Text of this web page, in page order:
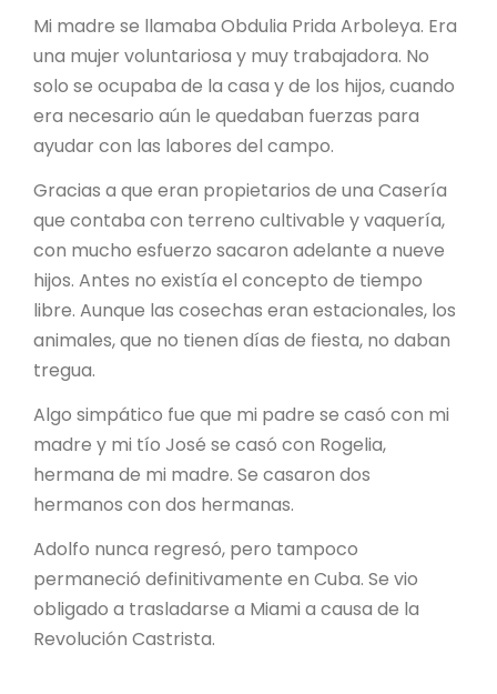
Mi madre se llamaba Obdulia Prida Arboleya. Era
una mujer voluntariosa y muy trabajadora. No
solo se ocupaba de la casa y de los hijos, cuando
era necesario aún le quedaban fuerzas para
ayudar con las labores del campo.
Gracias a que eran propietarios de una Casería
que contaba con terreno cultivable y vaquería,
con mucho esfuerzo sacaron adelante a nueve
hijos. Antes no existía el concepto de tiempo
libre. Aunque las cosechas eran estacionales, los
animales, que no tienen días de fiesta, no daban
tregua.
Algo simpático fue que mi padre se casó con mi
madre y mi tío José se casó con Rogelia,
hermana de mi madre. Se casaron dos
hermanos con dos hermanas.
Adolfo nunca regresó, pero tampoco
permaneció definitivamente en Cuba. Se vio
obligado a trasladarse a Miami a causa de la
Revolución Castrista.